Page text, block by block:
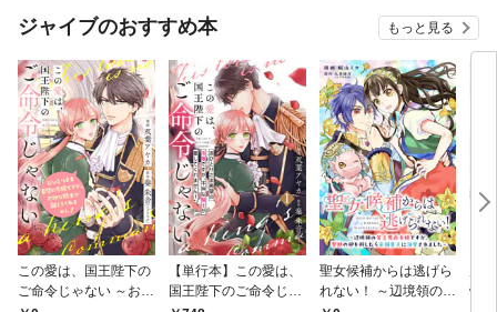
ジャイブのおすすめ本 もっと見る
この愛は、国王陛下の
ご命令じゃない ～おひ
【単行本】この愛は、
国王陛下のご命令じゃ
聖女候補からは逃げら
れない！ ～辺境領の貧
帝